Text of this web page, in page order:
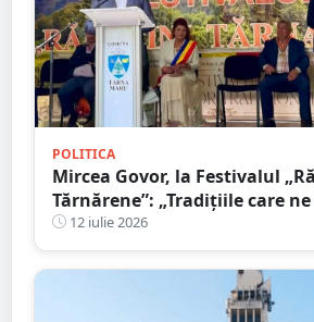
POLITICA
Mircea Govor, la Festivalul
Tărnărene”: „Tradițiile care
merită păstrate, promovate și
departe”
12 iulie 2026